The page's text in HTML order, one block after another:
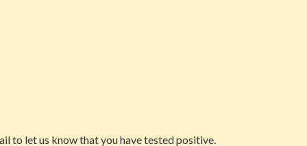
to let us know that you have tested positive.